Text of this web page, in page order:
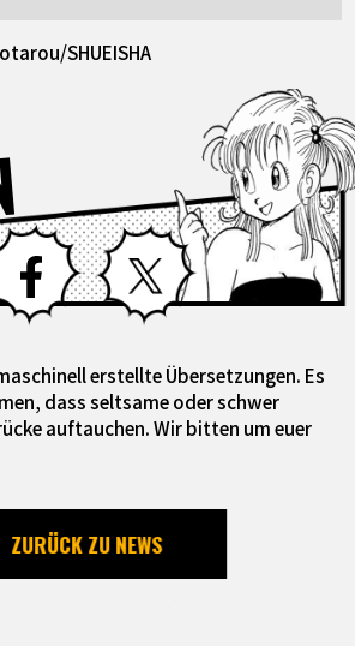
SHUEISHA
Facebook X
erstellte Übersetzungen. Es
dass seltsame oder schwer
auftauchen. Wir bitten um euer
ZURÜCK ZU NEWS